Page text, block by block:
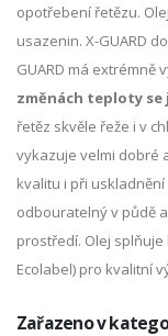
opotřebení řetězu.
usazenin. X-GUARD
GUARD má extrémně
změnách teploty se
řetěz skvěle řeže i v
vykazuje velmi dobré
kvalitu i při
odbouratelný v půdě
prostředí. Olej splňuje
Ecolabel) pro kvalitní
Zařazeno v